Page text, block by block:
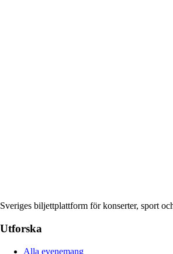
Sveriges biljettplattform för konserter, sport
Utforska
Alla evenemang